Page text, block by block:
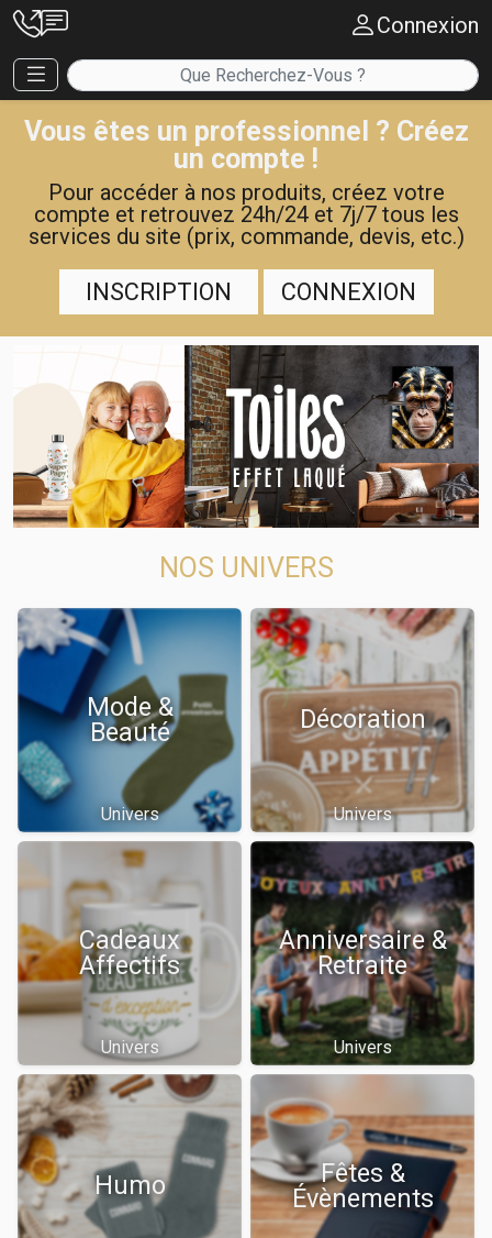
Connexion
Vous êtes un professionnel ? Créez
un compte !
Pour accéder à nos produits, créez votre
compte et retrouvez 24h/24 et 7j/7 tous les
services du site (prix, commande, devis, etc.)
INSCRIPTION CONNEXION
NOS UNIVERS
Mode &
Beauté
Univers
Décoration
Univers
Cadeaux
Affectifs
Univers
Anniversaire &
Retraite
Univers
Humo
Fêtes &
Évènements